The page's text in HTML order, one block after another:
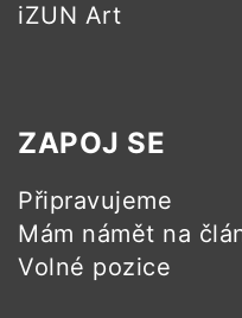
iZUN Art
ZAPOJ SE
Připravujeme
Mám námět na
Volné pozice